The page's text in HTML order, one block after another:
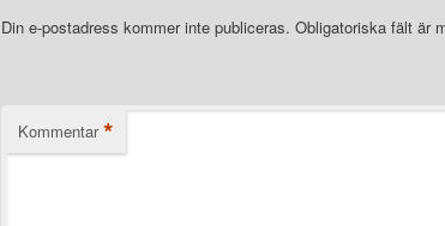
Din e-postadress kommer inte publiceras. Obligatoriska fält är
Kommentar *